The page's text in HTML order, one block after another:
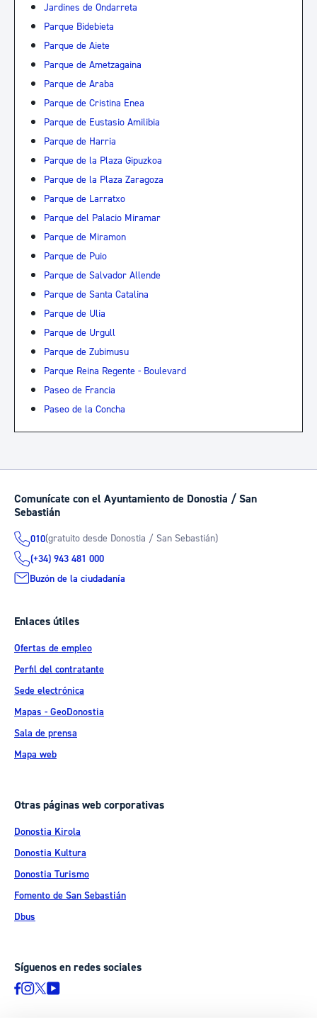
Jardines de Ondarreta
Parque Bidebieta
Parque de Aiete
Parque de Ametzagaina
Parque de Araba
Parque de Cristina Enea
Parque de Eustasio Amilibia
Parque de Harria
Parque de la Plaza Gipuzkoa
Parque de la Plaza Zaragoza
Parque de Larratxo
Parque del Palacio Miramar
Parque de Miramon
Parque de Puio
Parque de Salvador Allende
Parque de Santa Catalina
Parque de Ulia
Parque de Urgull
Parque de Zubimusu
Parque Reina Regente - Boulevard
Paseo de Francia
Paseo de la Concha
Comunícate con el Ayuntamiento de Donostia / San
Sebastián
010(gratuito desde Donostia / San Sebastián)
(+34) 943 481 000
Buzón de la ciudadanía
Enlaces útiles
Ofertas de empleo
Perfil del contratante
Sede electrónica
Mapas - GeoDonostia
Sala de prensa
Mapa web
Otras páginas web corporativas
Donostia Kirola
Donostia Kultura
Donostia Turismo
Fomento de San Sebastián
Dbus
Síguenos en redes sociales